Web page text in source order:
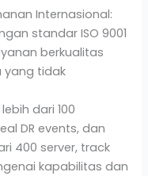
Internasional:
standar ISO 9001
berkualitas
yang tidak
dari 100
DR events, dan
400 server, track
kapabilitas dan